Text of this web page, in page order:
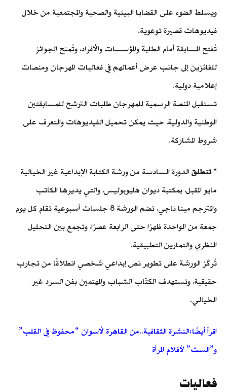
ويسلط الضوء على القضايا البيئية والصحية والمجتمعية من خلال
فيديوهات قصيرة توعوية.
تُفتح المسابقة أمام الطلبة والمؤسسات والأفراد، وتُمنح الجوائز
للفائزين إلى جانب عرض أعمالهم في فعاليات المهرجان ومنصات
إعلامية دولية.
تستقبل المنصة الرسمية للمهرجان طلبات الترشح للمسابقتين
الوطنية والدولية، حيث يمكن تحميل الفيديوهات والتعرف على
شروط المشاركة.
*تنطلق الدورة السادسة من ورشة الكتابة الإبداعية غير الخيالية
مايو المقبل، بمكتبة ديوان هليوبوليس، والتي يديرها الكاتب
والمترجم مينا ناجي، تضم الورشة 8 جلسات أسبوعية تقام كل يوم
جمعة من الواحدة ظهرًا حتى الرابعة عصرًا، وتجمع بين التحليل
النظري والتمارين التطبيقية.
تُركّز الورشة على تطوير نص إبداعي شخصي انطلاقًا من تجارب
حقيقية، وتستهدف الكتّاب الشباب والمهتمين بفن السرد غير
الخيالي.
اقرأ أيضًا:النشرة الثقافية..من القاهرة لأسوان “محفوظ في القلب”
و”الست” لأفلام المرأة
فعاليات